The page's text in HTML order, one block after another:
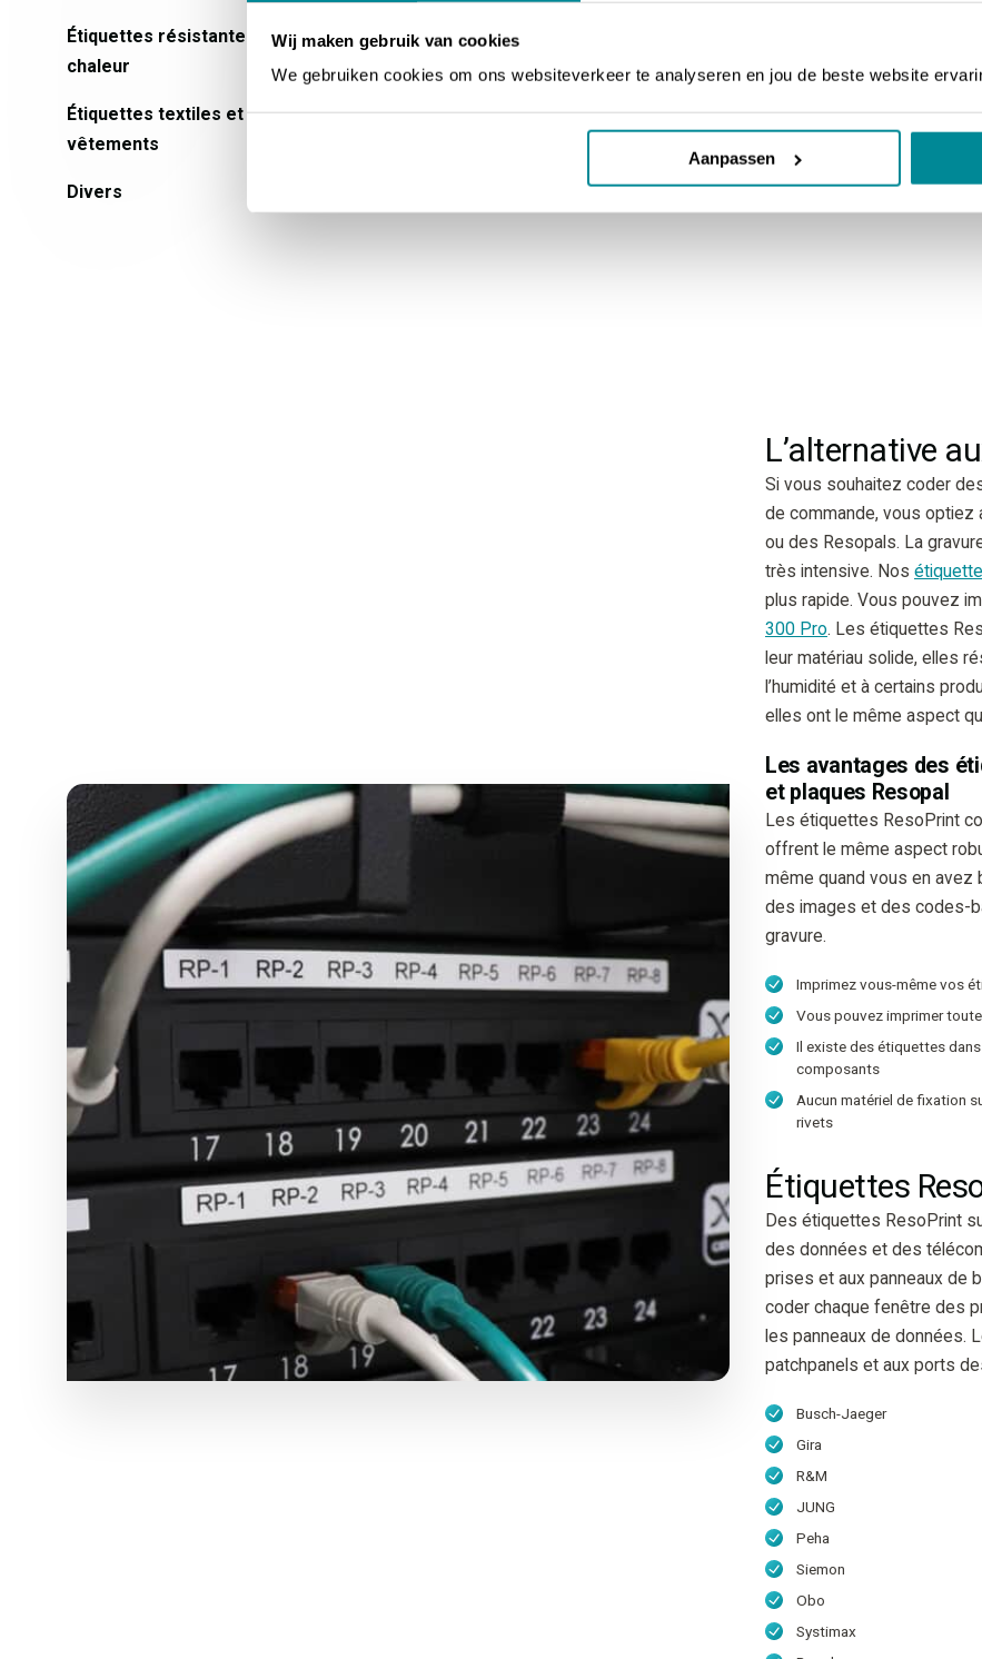
Wij maken gebruik van cookies
We gebruiken cookies om ons websiteverkeer te analyseren en jou de beste website
Aanpassen
Étiquettes résistantes à la
chaleur
Étiquettes textiles et
vêtements
Divers
L’alternative
Si vous souhaitez coder
de commande, vous optiez
ou des Resopals. La
très intensive. Nos
plus rapide. Vous pouvez
300 Pro. Les étiquettes
leur matériau solide, elles
l’humidité et à certains
elles ont le même aspect
Les avantages des
et plaques Resopal
Les étiquettes ResoPrint
offrent le même aspect
même quand vous en avez
des images et des codes-
gravure.
Imprimez vous-même vos
Vous pouvez imprimer
Il existe des étiquettes
composants
Aucun matériel de fixation
rivets
Étiquettes
Des étiquettes ResoPrint
des données et des
prises et aux panneaux de
coder chaque fenêtre des
les panneaux de données.
patchpanels et aux ports
Busch-Jaeger
Gira
R&M
JUNG
Peha
Siemon
Obo
Systimax